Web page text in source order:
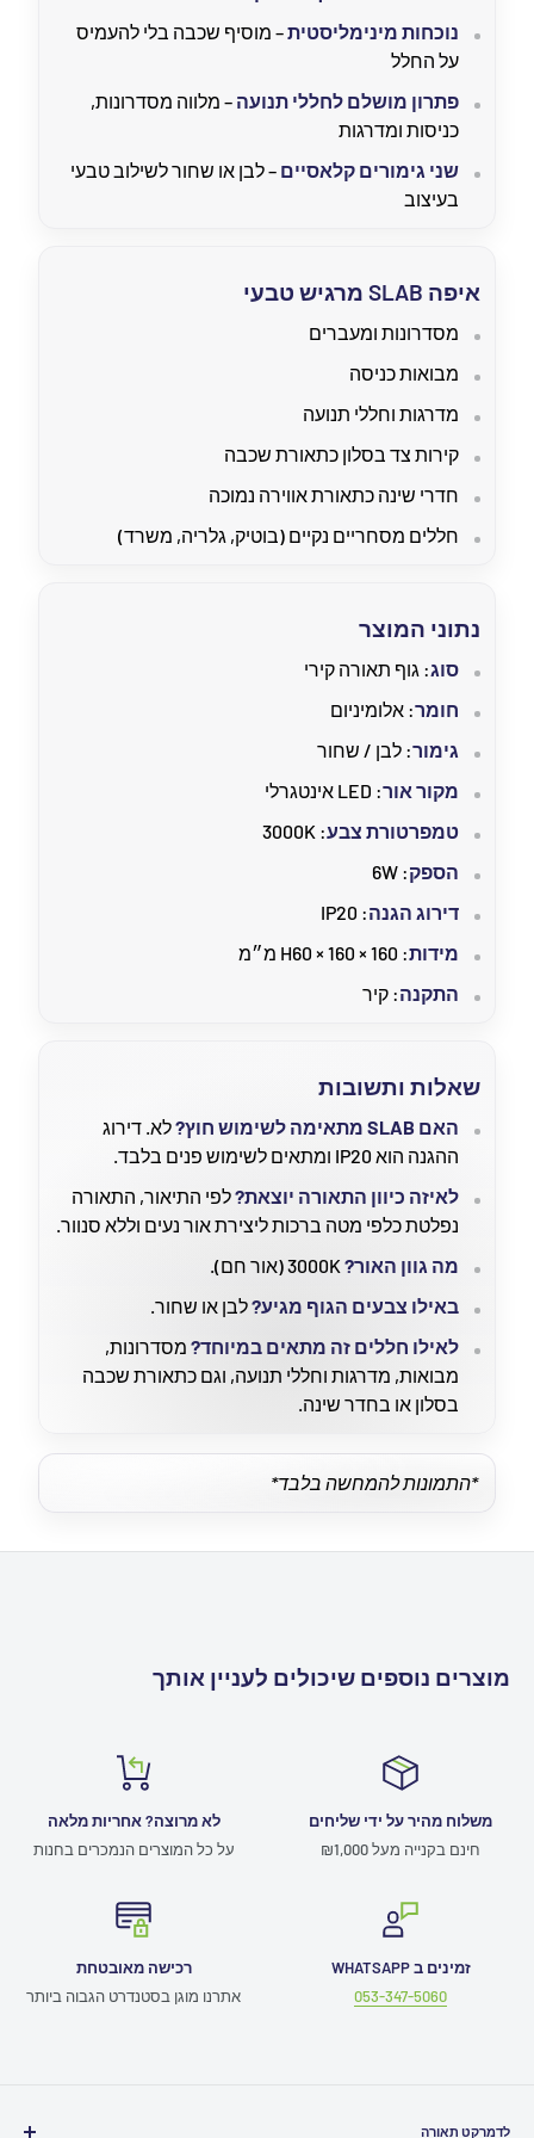
נוכחות מינימליסטית– מוסיף שכבה בלי להעמיס
על החלל
פתרון מושלם לחללי תנועה – מלווה מסדרונות,
כניסות ומדרגות
שני גימורים קלאסיים – לבן או שחור לשילוב טבעי
בעיצוב
איפה SLAB מרגיש טבעי
מסדרונות ומעברים
מבואות כניסה
מדרגות וחללי תנועה
קירות צד בסלון כתאורת שכבה
חדרי שינה כתאורת אווירה נמוכה
חללים מסחריים נקיים (בוטיק, גלריה, משרד)
נתוני המוצר
סוג: גוף תאורה קירי
חומר: אלומיניום
גימור: לבן / שחור
מקור אור: LED אינטגרלי
טמפרטורת צבע: 3000K
הספק: 6W
דירוג הגנה: IP20
מידות: 160 × 160 × H60 מ״מ
התקנה: קיר
שאלות ותשובות
האם SLAB מתאימה לשימוש חוץ?
לא. דירוג
ההגנה הוא IP20 ומתאים לשימוש פנים בלבד.
לאיזה כיוון התאורה יוצאת?לפי התיאור, התאורה
נפלטת כלפי מטה ברכות ליצירת אור נעים וללא סנוור.
מה גוון האור?
באילו צבעים הגוף מגיע?לבן או שחור.
לאילו חללים זה מתאים במיוחד? מסדרונות,
מבואות, מדרגות וחללי תנועה, וגם כתאורת שכבה
בסלון או בחדר שינה.
*התמונות להמחשה בלבד*
מוצרים נוספים שיכולים לעניין אותך
משלוח מהיר על ידי שליחים
חינם בקנייה מעל ₪1,000
לא מרוצה? אחריות מלאה
על כל המוצרים הנמכרים בחנות
זמינים ב WHATSAPP
053-347-5060
רכישה מאובטחת
אתרנו מוגן בסטנדרט הגבוה ביותר
לדמרקט תאורה